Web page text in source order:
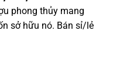
phong thủy mang
sở hữu nó. Bán sỉ/lẻ